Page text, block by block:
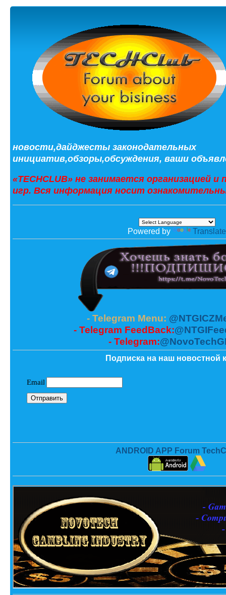
новости,дайджесты законодательных
инициатив,обзоры,обсуждения, ваши
«TECHCLUB» не занимается организацией
игр. Вся информация носит
Powered by Translate
- Telegram Menu:
- Telegram FeedBack:
- Telegram:
Подписка на наш новостной
ANDROID APP Forum